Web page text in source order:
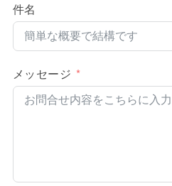
件名
メッセージ